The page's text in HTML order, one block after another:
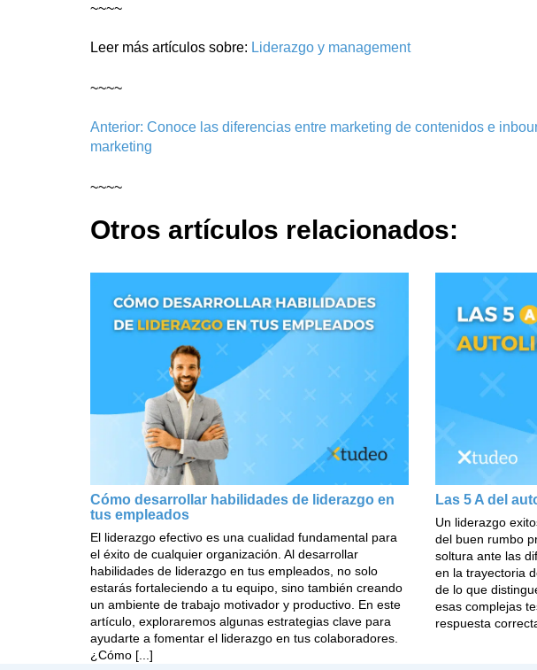
~~~~
Leer más artículos sobre: Liderazgo y management
~~~~
Navegación
de
entradas
Anterior: Conoce las diferencias entre marketing de contenidos e
marketing
~~~~
Otros artículos relacionados:
Cómo desarrollar habilidades de liderazgo en
tus empleados
El liderazgo efectivo es una cualidad fundamental para
el éxito de cualquier organización. Al desarrollar
habilidades de liderazgo en tus empleados, no solo
estarás fortaleciendo a tu equipo, sino también creando
un ambiente de trabajo motivador y productivo. En este
artículo, exploraremos algunas estrategias clave para
ayudarte a fomentar el liderazgo en tus colaboradores.
¿Cómo [...]
Las 5 A del
Un liderazgo
del buen rumbo
soltura ante las
en la trayectoria
de lo que
esas complejas
respuesta